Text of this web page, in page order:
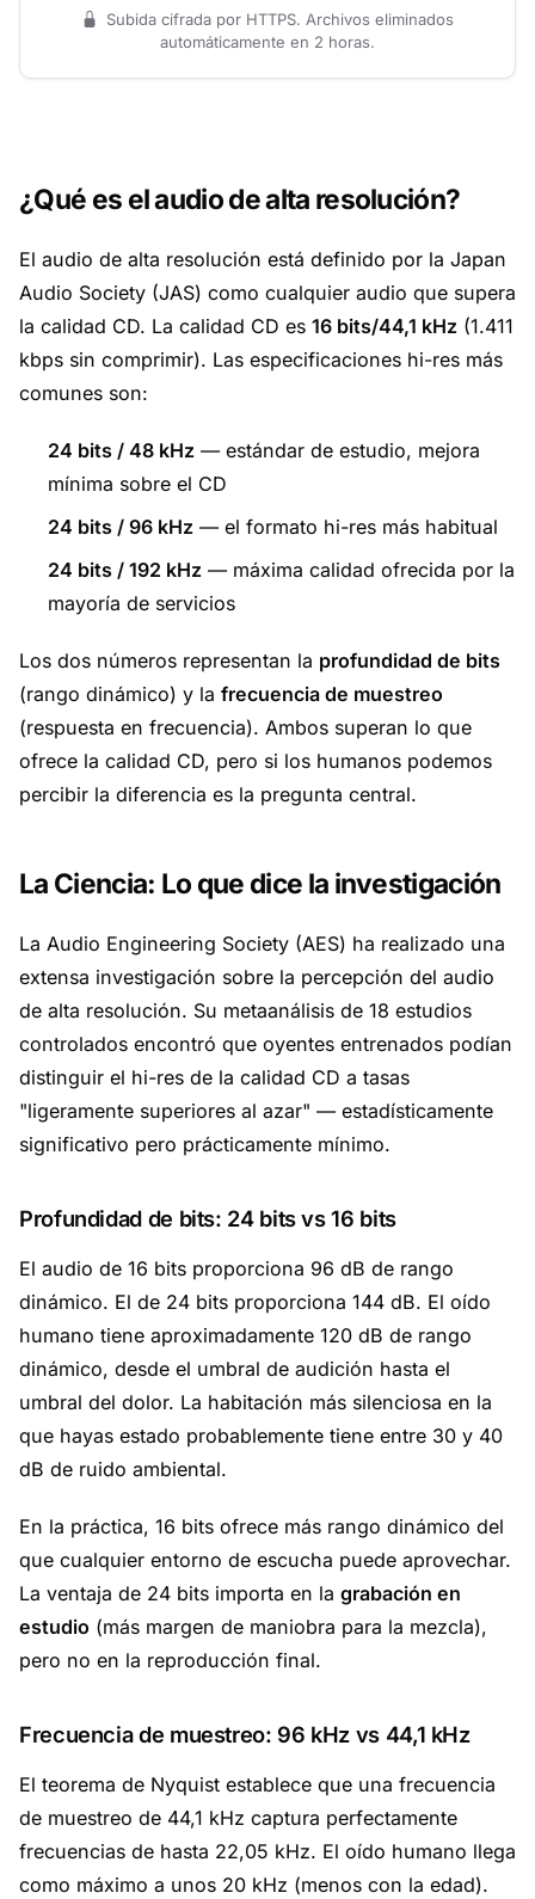
Subida cifrada por HTTPS. Archivos eliminados
automáticamente en 2 horas.
¿Qué es el audio de alta resolución?
El audio de alta resolución está definido por la Japan
Audio Society (JAS) como cualquier audio que supera
la calidad CD. La calidad CD es 16 bits/44,1 kHz (1.411
kbps sin comprimir). Las especificaciones hi-res más
comunes son:
24 bits / 48 kHz — estándar de estudio, mejora
mínima sobre el CD
24 bits / 96 kHz — el formato hi-res más habitual
24 bits / 192 kHz — máxima calidad ofrecida por la
mayoría de servicios
Los dos números representan la profundidad de bits
(rango dinámico) y la frecuencia de muestreo
(respuesta en frecuencia). Ambos superan lo que
ofrece la calidad CD, pero si los humanos podemos
percibir la diferencia es la pregunta central.
La Ciencia: Lo que dice la investigación
La Audio Engineering Society (AES) ha realizado una
extensa investigación sobre la percepción del audio
de alta resolución. Su metaanálisis de 18 estudios
controlados encontró que oyentes entrenados podían
distinguir el hi-res de la calidad CD a tasas
"ligeramente superiores al azar" — estadísticamente
significativo pero prácticamente mínimo.
Profundidad de bits: 24 bits vs 16 bits
El audio de 16 bits proporciona 96 dB de rango
dinámico. El de 24 bits proporciona 144 dB. El oído
humano tiene aproximadamente 120 dB de rango
dinámico, desde el umbral de audición hasta el
umbral del dolor. La habitación más silenciosa en la
que hayas estado probablemente tiene entre 30 y 40
dB de ruido ambiental.
En la práctica, 16 bits ofrece más rango dinámico del
que cualquier entorno de escucha puede aprovechar.
La ventaja de 24 bits importa en la grabación en
estudio (más margen de maniobra para la mezcla),
pero no en la reproducción final.
Frecuencia de muestreo: 96 kHz vs 44,1 kHz
El teorema de Nyquist establece que una frecuencia
de muestreo de 44,1 kHz captura perfectamente
frecuencias de hasta 22,05 kHz. El oído humano llega
como máximo a unos 20 kHz (menos con la edad).